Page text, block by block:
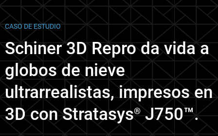
CASO DE ESTUDIO
Schiner 3D Repro da vida a
globos de nieve
ultrarrealistas, impresos en
3D con Stratasys®J750™.